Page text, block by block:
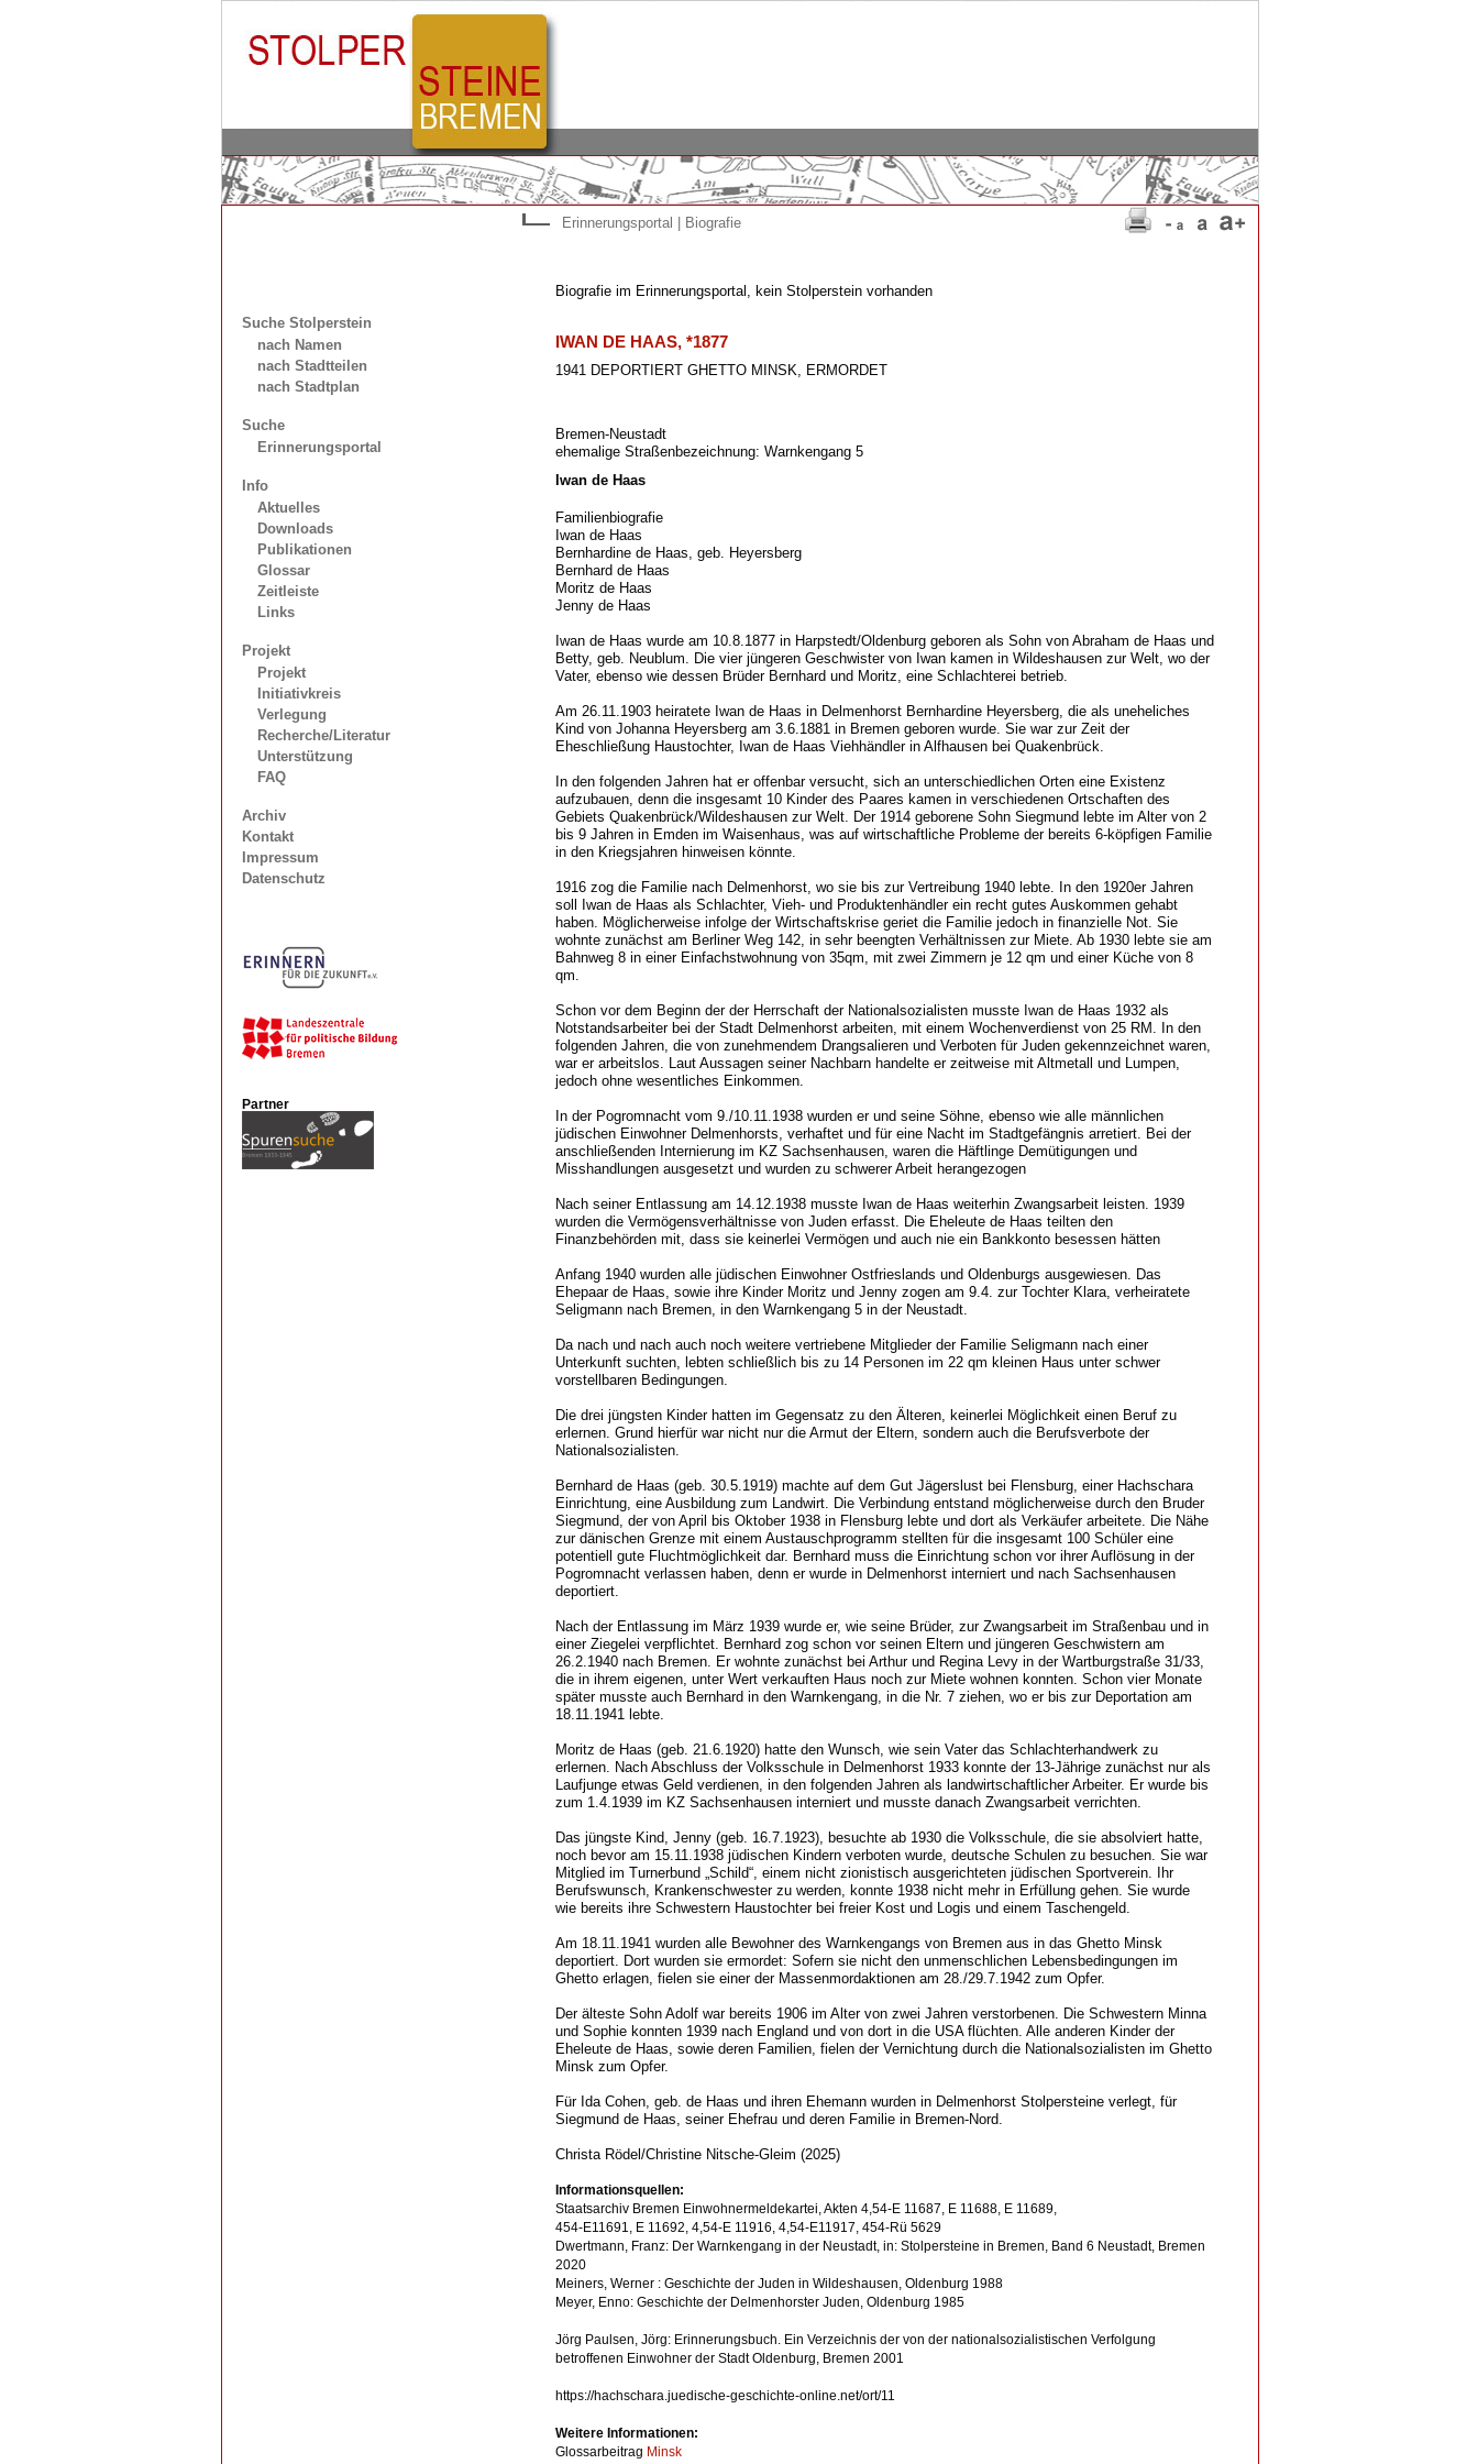
Suche Stolperstein
nach Namen
nach Stadtteilen
nach Stadtplan
Suche
Erinnerungsportal
Info
Aktuelles
Downloads
Publikationen
Glossar
Zeitleiste
Links
Projekt
Projekt
Initiativkreis
Verlegung
Recherche/Literatur
Unterstützung
FAQ
Archiv
Kontakt
Impressum
Datenschutz
Partner
Erinnerungsportal | Biografie
Biografie im Erinnerungsportal, kein Stolperstein vorhanden
IWAN DE HAAS, *1877
1941 DEPORTIERT GHETTO MINSK, ERMORDET
Bremen-Neustadt
ehemalige Straßenbezeichnung: Warnkengang 5
Iwan de Haas
Familienbiografie
Iwan de Haas
Bernhardine de Haas, geb. Heyersberg
Bernhard de Haas
Moritz de Haas
Jenny de Haas
Iwan de Haas wurde am 10.8.1877 in Harpstedt/Oldenburg geboren als Sohn von Abraham de Haas und
Betty, geb. Neublum. Die vier jüngeren Geschwister von Iwan kamen in Wildeshausen zur Welt, wo der
Vater, ebenso wie dessen Brüder Bernhard und Moritz, eine Schlachterei betrieb.
Am 26.11.1903 heiratete Iwan de Haas in Delmenhorst Bernhardine Heyersberg, die als uneheliches
Kind von Johanna Heyersberg am 3.6.1881 in Bremen geboren wurde. Sie war zur Zeit der
Eheschließung Haustochter, Iwan de Haas Viehhändler in Alfhausen bei Quakenbrück.
In den folgenden Jahren hat er offenbar versucht, sich an unterschiedlichen Orten eine Existenz
aufzubauen, denn die insgesamt 10 Kinder des Paares kamen in verschiedenen Ortschaften des
Gebiets Quakenbrück/Wildeshausen zur Welt. Der 1914 geborene Sohn Siegmund lebte im Alter von 2
bis 9 Jahren in Emden im Waisenhaus, was auf wirtschaftliche Probleme der bereits 6-köpfigen Familie
in den Kriegsjahren hinweisen könnte.
1916 zog die Familie nach Delmenhorst, wo sie bis zur Vertreibung 1940 lebte. In den 1920er Jahren
soll Iwan de Haas als Schlachter, Vieh- und Produktenhändler ein recht gutes Auskommen gehabt
haben. Möglicherweise infolge der Wirtschaftskrise geriet die Familie jedoch in finanzielle Not. Sie
wohnte zunächst am Berliner Weg 142, in sehr beengten Verhältnissen zur Miete. Ab 1930 lebte sie am
Bahnweg 8 in einer Einfachstwohnung von 35qm, mit zwei Zimmern je 12 qm und einer Küche von 8
qm.
Schon vor dem Beginn der der Herrschaft der Nationalsozialisten musste Iwan de Haas 1932 als
Notstandsarbeiter bei der Stadt Delmenhorst arbeiten, mit einem Wochenverdienst von 25 RM. In den
folgenden Jahren, die von zunehmendem Drangsalieren und Verboten für Juden gekennzeichnet waren,
war er arbeitslos. Laut Aussagen seiner Nachbarn handelte er zeitweise mit Altmetall und Lumpen,
jedoch ohne wesentliches Einkommen.
In der Pogromnacht vom 9./10.11.1938 wurden er und seine Söhne, ebenso wie alle männlichen
jüdischen Einwohner Delmenhorsts, verhaftet und für eine Nacht im Stadtgefängnis arretiert. Bei der
anschließenden Internierung im KZ Sachsenhausen, waren die Häftlinge Demütigungen und
Misshandlungen ausgesetzt und wurden zu schwerer Arbeit herangezogen
Nach seiner Entlassung am 14.12.1938 musste Iwan de Haas weiterhin Zwangsarbeit leisten. 1939
wurden die Vermögensverhältnisse von Juden erfasst. Die Eheleute de Haas teilten den
Finanzbehörden mit, dass sie keinerlei Vermögen und auch nie ein Bankkonto besessen hätten
Anfang 1940 wurden alle jüdischen Einwohner Ostfrieslands und Oldenburgs ausgewiesen. Das
Ehepaar de Haas, sowie ihre Kinder Moritz und Jenny zogen am 9.4. zur Tochter Klara, verheiratete
Seligmann nach Bremen, in den Warnkengang 5 in der Neustadt.
Da nach und nach auch noch weitere vertriebene Mitglieder der Familie Seligmann nach einer
Unterkunft suchten, lebten schließlich bis zu 14 Personen im 22 qm kleinen Haus unter schwer
vorstellbaren Bedingungen.
Die drei jüngsten Kinder hatten im Gegensatz zu den Älteren, keinerlei Möglichkeit einen Beruf zu
erlernen. Grund hierfür war nicht nur die Armut der Eltern, sondern auch die Berufsverbote der
Nationalsozialisten.
Bernhard de Haas (geb. 30.5.1919) machte auf dem Gut Jägerslust bei Flensburg, einer Hachschara
Einrichtung, eine Ausbildung zum Landwirt. Die Verbindung entstand möglicherweise durch den Bruder
Siegmund, der von April bis Oktober 1938 in Flensburg lebte und dort als Verkäufer arbeitete. Die Nähe
zur dänischen Grenze mit einem Austauschprogramm stellten für die insgesamt 100 Schüler eine
potentiell gute Fluchtmöglichkeit dar. Bernhard muss die Einrichtung schon vor ihrer Auflösung in der
Pogromnacht verlassen haben, denn er wurde in Delmenhorst interniert und nach Sachsenhausen
deportiert.
Nach der Entlassung im März 1939 wurde er, wie seine Brüder, zur Zwangsarbeit im Straßenbau und in
einer Ziegelei verpflichtet. Bernhard zog schon vor seinen Eltern und jüngeren Geschwistern am
26.2.1940 nach Bremen. Er wohnte zunächst bei Arthur und Regina Levy in der Wartburgstraße 31/33,
die in ihrem eigenen, unter Wert verkauften Haus noch zur Miete wohnen konnten. Schon vier Monate
später musste auch Bernhard in den Warnkengang, in die Nr. 7 ziehen, wo er bis zur Deportation am
18.11.1941 lebte.
Moritz de Haas (geb. 21.6.1920) hatte den Wunsch, wie sein Vater das Schlachterhandwerk zu
erlernen. Nach Abschluss der Volksschule in Delmenhorst 1933 konnte der 13-Jährige zunächst nur als
Laufjunge etwas Geld verdienen, in den folgenden Jahren als landwirtschaftlicher Arbeiter. Er wurde bis
zum 1.4.1939 im KZ Sachsenhausen interniert und musste danach Zwangsarbeit verrichten.
Das jüngste Kind, Jenny (geb. 16.7.1923), besuchte ab 1930 die Volksschule, die sie absolviert hatte,
noch bevor am 15.11.1938 jüdischen Kindern verboten wurde, deutsche Schulen zu besuchen. Sie war
Mitglied im Turnerbund „Schild“, einem nicht zionistisch ausgerichteten jüdischen Sportverein. Ihr
Berufswunsch, Krankenschwester zu werden, konnte 1938 nicht mehr in Erfüllung gehen. Sie wurde
wie bereits ihre Schwestern Haustochter bei freier Kost und Logis und einem Taschengeld.
Am 18.11.1941 wurden alle Bewohner des Warnkengangs von Bremen aus in das Ghetto Minsk
deportiert. Dort wurden sie ermordet: Sofern sie nicht den unmenschlichen Lebensbedingungen im
Ghetto erlagen, fielen sie einer der Massenmordaktionen am 28./29.7.1942 zum Opfer.
Der älteste Sohn Adolf war bereits 1906 im Alter von zwei Jahren verstorbenen. Die Schwestern Minna
und Sophie konnten 1939 nach England und von dort in die USA flüchten. Alle anderen Kinder der
Eheleute de Haas, sowie deren Familien, fielen der Vernichtung durch die Nationalsozialisten im Ghetto
Minsk zum Opfer.
Für Ida Cohen, geb. de Haas und ihren Ehemann wurden in Delmenhorst Stolpersteine verlegt, für
Siegmund de Haas, seiner Ehefrau und deren Familie in Bremen-Nord.
Christa Rödel/Christine Nitsche-Gleim (2025)
Informationsquellen:
Staatsarchiv Bremen Einwohnermeldekartei, Akten 4,54-E 11687, E 11688, E 11689,
454-E11691, E 11692, 4,54-E 11916, 4,54-E11917, 454-Rü 5629
Dwertmann, Franz: Der Warnkengang in der Neustadt, in: Stolpersteine in Bremen, Band 6 Neustadt, Bremen
2020
Meiners, Werner : Geschichte der Juden in Wildeshausen, Oldenburg 1988
Meyer, Enno: Geschichte der Delmenhorster Juden, Oldenburg 1985
Jörg Paulsen, Jörg: Erinnerungsbuch. Ein Verzeichnis der von der nationalsozialistischen Verfolgung
betroffenen Einwohner der Stadt Oldenburg, Bremen 2001
https://hachschara.juedische-geschichte-online.net/ort/11
Weitere Informationen:
Glossarbeitrag Minsk